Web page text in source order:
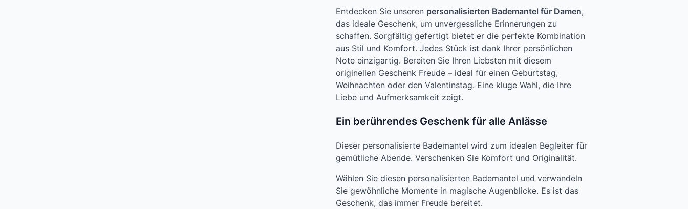
Entdecken Sie unseren personalisierten Bademantel für Damen,
das ideale Geschenk, um unvergessliche Erinnerungen zu
schaffen. Sorgfältig gefertigt bietet er die perfekte Kombination
aus Stil und Komfort. Jedes Stück ist dank Ihrer persönlichen
Note einzigartig. Bereiten Sie Ihren Liebsten mit diesem
originellen Geschenk Freude – ideal für einen Geburtstag,
Weihnachten oder den Valentinstag. Eine kluge Wahl, die Ihre
Liebe und Aufmerksamkeit zeigt.
Ein berührendes Geschenk für alle Anlässe
Dieser personalisierte Bademantel wird zum idealen Begleiter für
gemütliche Abende. Verschenken Sie Komfort und Originalität.
Wählen Sie diesen personalisierten Bademantel und verwandeln
Sie gewöhnliche Momente in magische Augenblicke. Es ist das
Geschenk, das immer Freude bereitet.